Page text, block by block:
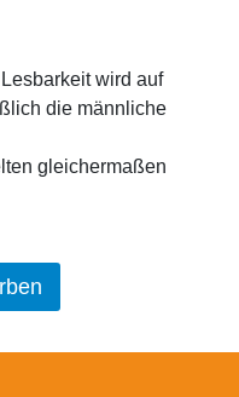
wird auf
die männliche
gleichermaßen